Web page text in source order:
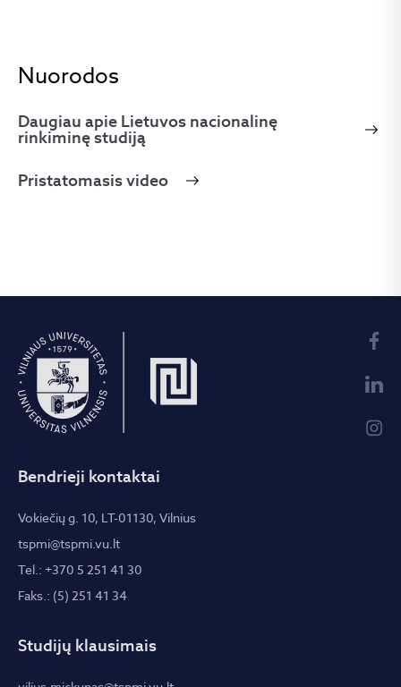
Nuorodos
Daugiau apie Lietuvos nacionalinę
rinkiminę studiją
Pristatomasis video
Bendrieji kontaktai
Vokiečių g. 10, LT-01130, Vilnius
tspmi@tspmi.vu.lt
Tel.: +370 5 251 41 30
Faks.: (5) 251 41 34
Studijų klausimais